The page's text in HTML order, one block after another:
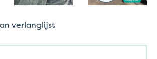
verlanglijst